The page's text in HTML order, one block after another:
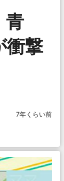
青
衝撃
7年くらい前